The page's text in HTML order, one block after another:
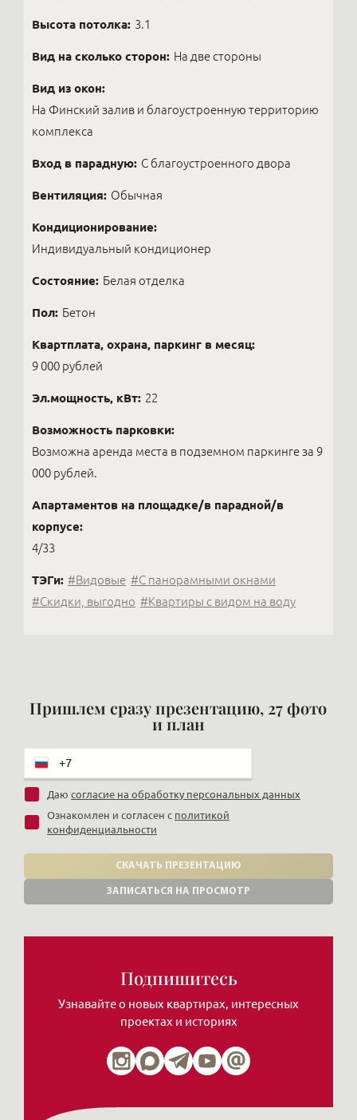
Высота потолка: 3.1
Вид на сколько сторон: На две стороны
Вид из окон:
На Финский залив и благоустроенную территорию
комплекса
Вход в парадную: С благоустроенного двора
Вентиляция: Обычная
Кондиционирование:
Индивидуальный кондиционер
Состояние: Белая отделка
Пол: Бетон
Квартплата, охрана, паркинг в месяц:
9 000 рублей
Эл.мощность, кВт: 22
Возможность парковки:
Возможна аренда места в подземном паркинге за 9
000 рублей.
Апартаментов на площадке/в парадной/в
корпусе:
4/33
ТЭГи: #Видовые #С панорамными окнами
#Скидки, выгодно #Квартиры с видом на воду
Пришлем сразу презентацию, 27 фото
и план
Даю согласие на обработку персональных данных
Ознакомлен и согласен с политикой
конфиденциальности
СКАЧАТЬ ПРЕЗЕНТАЦИЮ
ЗАПИСАТЬСЯ НА ПРОСМОТР
Подпишитесь
Узнавайте о новых квартирах, интересных
проектах и историях